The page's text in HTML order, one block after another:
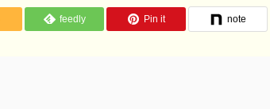
feedly Pin it note